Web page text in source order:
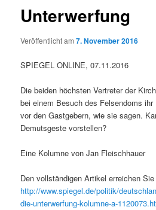
Unterwerfung
Veröffentlicht am7. November 2016
SPIEGEL ONLINE, 07.11.2016
Die beiden höchsten Vertreter der
bei einem Besuch des Felsendoms
vor den Gastgebern, wie sie sagen.
Demutsgeste vorstellen?
Eine Kolumne von Jan Fleischhauer
Den vollständigen Artikel erreichen
http://www.spiegel.de/politik/
die-unterwerfung-kolumne-a-